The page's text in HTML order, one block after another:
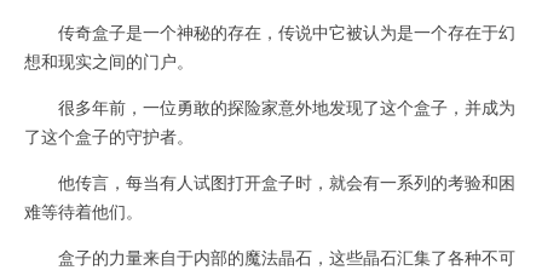
传奇盒子是一个神秘的存在，传说中它被认为是一个存在于幻
想和现实之间的门户。
很多年前，一位勇敢的探险家意外地发现了这个盒子，并成为
了这个盒子的守护者。
他传言，每当有人试图打开盒子时，就会有一系列的考验和困
难等待着他们。
盒子的力量来自于内部的魔法晶石，这些晶石汇集了各种不可